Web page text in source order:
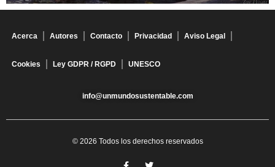
Acerca Autores Contacto Privacidad Aviso Legal
Cookies Ley GDPR / RGPD UNESCO
info@unmundosustentable.com
© 2026 Todos los derechos reservados